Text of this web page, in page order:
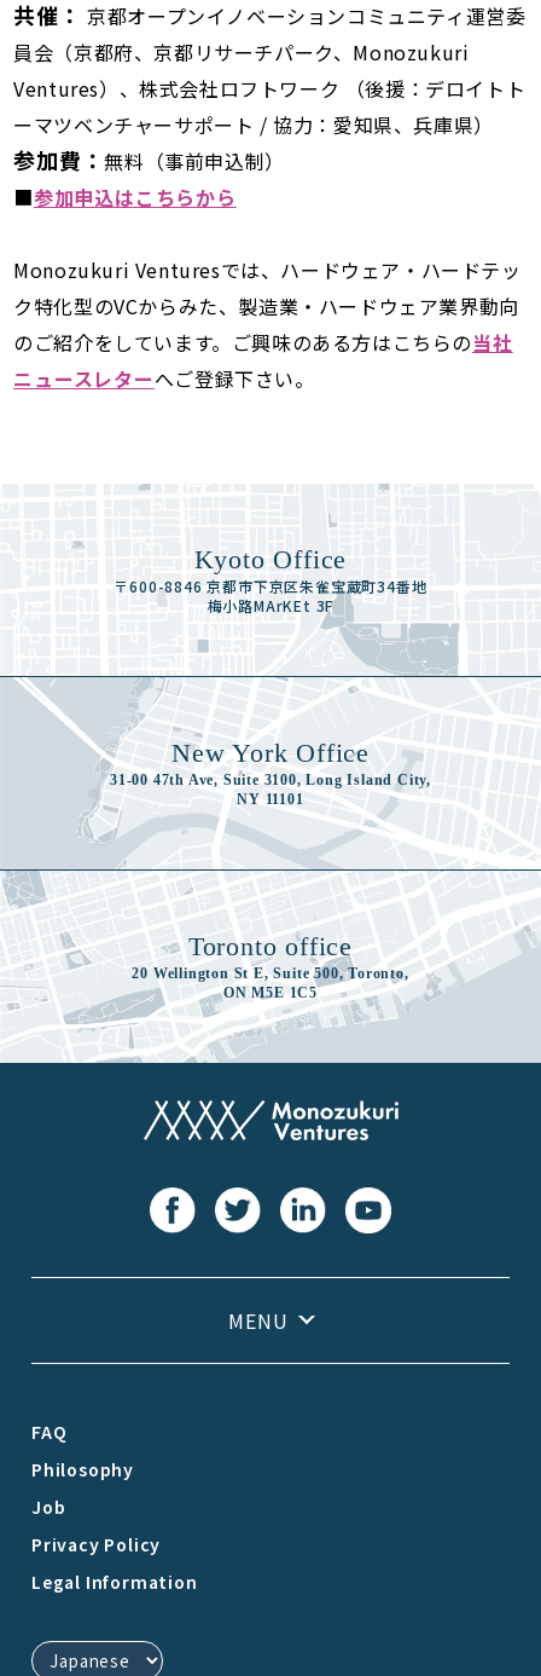
共催： 京都オープンイノベーションコミュニティ運営委
員会（京都府、京都リサーチパーク、Monozukuri
Ventures）、株式会社ロフトワーク （後援：デロイトト
ーマツベンチャーサポート / 協力：愛知県、兵庫県）
参加費：無料（事前申込制）
■参加申込はこちらから
Monozukuri Venturesでは、ハードウェア・ハードテッ
ク特化型のVCからみた、製造業・ハードウェア業界動向
のご紹介をしています。ご興味のある方はこちらの当社
ニュースレターへご登録下さい。
Kyoto Office
〒600-8846 京都市下京区朱雀宝蔵町34番地
梅小路MArKEt 3F
New York Office
31-00 47th Ave, Suite 3100, Long Island City,
NY 11101
Toronto office
20 Wellington St E, Suite 500, Toronto,
ON M5E 1C5
FAQ
Philosophy
Job
Privacy Policy
Legal Information